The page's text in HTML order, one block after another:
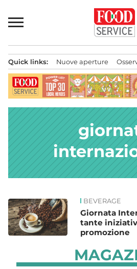
al
contenuto
principale
Quick links: Nuove aperture
News BEVERAGE
Giornata
tante
promozione